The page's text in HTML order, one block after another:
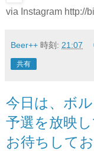
via Instagram http://
Beer++ 時刻: 21:07
共有
今日は、ボ
予選を放映
お待ちして